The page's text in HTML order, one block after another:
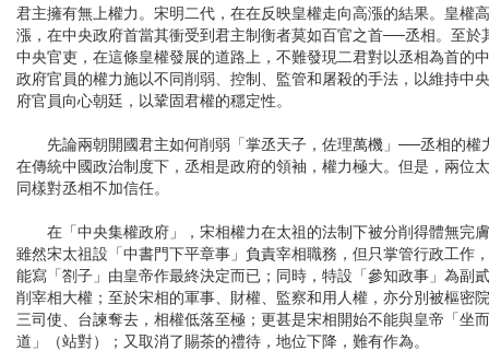
君主擁有無上權力。宋明二代，在在反映皇權走向高漲的結果。皇權高
漲，在中央政府首當其衝受到君主制衡者莫如百官之首──丞相。至於
中央官吏，在這條皇權發展的道路上，不難發現二君對以丞相為首的
政府官員的權力施以不同削弱、控制、監管和屠殺的手法，以維持中
府官員向心朝廷，以鞏固君權的穩定性。
先論兩朝開國君主如何削弱「掌丞天子，佐理萬機」──丞相的權
在傳統中國政治制度下，丞相是政府的領袖，權力極大。但是，兩位
同樣對丞相不加信任。
在「中央集權政府」，宋相權力在太祖的法制下被分削得體無完
雖然宋太祖設「中書門下平章事」負責宰相職務，但只掌管行政工作
能寫「劄子」由皇帝作最終決定而已；同時，特設「參知政事」為副
削宰相大權；至於宋相的軍事、財權、監察和用人權，亦分別被樞密
三司使、台諫奪去，相權低落至極；更甚是宋相開始不能與皇帝「坐
道」（站對）；又取消了賜茶的禮待，地位下降，難有作為。